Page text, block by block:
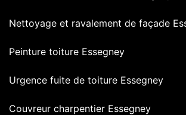
Nettoyage et ravalement de façade
Peinture toiture Essegney
Urgence fuite de toiture Essegney
Couvreur charpentier Essegney